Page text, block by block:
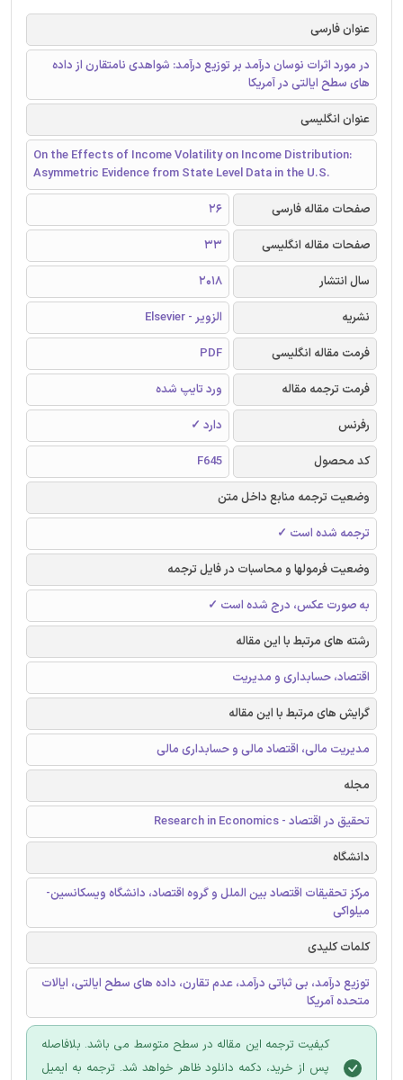
عنوان فارسی
در مورد اثرات نوسان درآمد بر توزیع درآمد: شواهدی نامتقارن از داده
های سطح ایالتی در آمریکا
عنوان انگلیسی
On the Effects of Income Volatility on Income Distribution:
Asymmetric Evidence from State Level Data in the U.S.
صفحات مقاله فارسی
26
صفحات مقاله انگلیسی
33
سال انتشار
2018
نشریه
الزویر - Elsevier
فرمت مقاله انگلیسی
PDF
فرمت ترجمه مقاله
ورد تایپ شده
رفرنس
دارد ✓
کد محصول
F645
وضعیت ترجمه منابع داخل متن
ترجمه شده است ✓
وضعیت فرمولها و محاسبات در فایل ترجمه
به صورت عکس، درج شده است ✓
رشته های مرتبط با این مقاله
اقتصاد، حسابداری و مدیریت
گرایش های مرتبط با این مقاله
مدیریت مالی، اقتصاد مالی و حسابداری مالی
مجله
تحقیق در اقتصاد - Research in Economics
دانشگاه
مرکز تحقیقات اقتصاد بین الملل و گروه اقتصاد، دانشگاه ویسکانسین-
میلواکی
کلمات کلیدی
توزیع درآمد، بی ثباتی درآمد، عدم تقارن، داده های سطح ایالتی، ایالات
متحده آمریکا
کیفیت ترجمه این مقاله در سطح متوسط می باشد. بلافاصله
پس از خرید، دکمه دانلود ظاهر خواهد شد. ترجمه به ایمیل